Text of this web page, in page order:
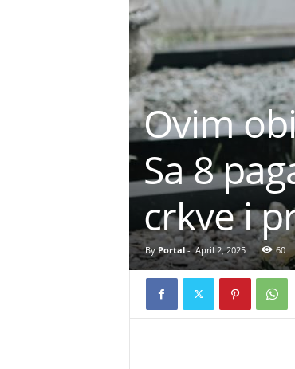
Ovim
Sa 8
crkve i
By Portal- April 2, 2025 60